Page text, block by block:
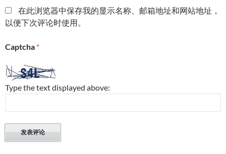
在此浏览器中保存我的显示名称、邮箱地址和网站地址，
以便下次评论时使用。
Captcha *
Type the text displayed above: